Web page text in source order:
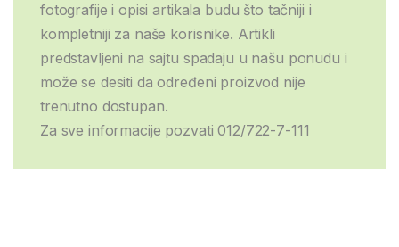
fotografije i opisi artikala budu što tačniji i
kompletniji za naše korisnike. Artikli
predstavljeni na sajtu spadaju u našu ponudu i
može se desiti da određeni proizvod nije
trenutno dostupan.
Za sve informacije pozvati 012/722-7-111